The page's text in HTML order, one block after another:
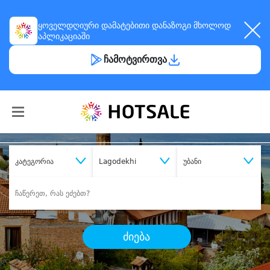
ყოველდღიური დამატებითი დანაზოგი მხოლოდ
აპლიკაციაში
ჩამოტვირთვა
კატეგორია Lagodekhi უბანი
ძიება
შეიძინესასურველი მომსახურება